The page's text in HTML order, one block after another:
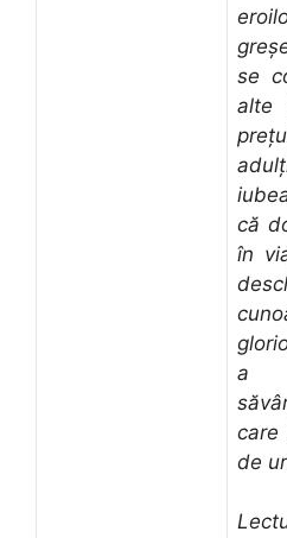
se
alte
că
în
a
care
de